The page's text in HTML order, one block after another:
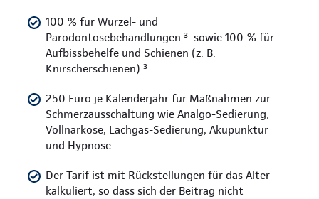
100 % für Wurzel- und
Parodontosebehandlungen ³ sowie 100 % für
Aufbissbehelfe und Schienen (z. B.
Knirscherschienen) ³
250 Euro je Kalenderjahr für Maßnahmen zur
Schmerzausschaltung wie Analgo-Sedierung,
Vollnarkose, Lachgas-Sedierung, Akupunktur
und Hypnose
Der Tarif ist mit Rückstellungen für das Alter
kalkuliert, so dass sich der Beitrag nicht